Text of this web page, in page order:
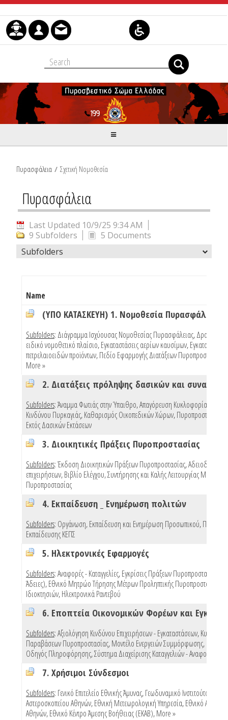
Skip to Content
Πυρασφάλεια / Σχετική Νομοθεσία
Πυρασφάλεια
Last Updated 10/9/25 9:34 AM
9 Subfolders
5 Documents
Subfolders
Name
(ΥΠΟ ΚΑΤΑΣΚΕΥΗ) 1. Νομοθεσία Πυρασφάλειας
Subfolders: Διάγραμμα Ισχύουσας Νομοθεσίας Πυρασφάλειας,
ειδικό νομοθετικό πλαίσιο,Εγκαταστάσεις αερίων καυσίμων,Εγκαταστάσεις
πετρελαιοειδών προϊόντων,Πεδίο Εφαρμογής Διατάξεων Πυροπροστασίας
More »
Subfolders:Άναμμα Φωτιάς στην Ύπαιθρο,Απαγόρευση Κυκλοφορίας Λόγω
Κινδύνου Πυρκαγιάς,Καθαρισμός Οικοπεδικών Χώρων,Πυροπροστασία
Εκτός Δασικών Εκτάσεων
3. Διοικητικές Πράξεις Πυροπροστασίας
Subfolders:Έκδοση Διοικητικών Πράξεων Πυροπροστασίας,Αδειοδότηση
επιχειρήσεων,Βιβλίο Ελέγχου, Συντήρησης και Καλής Λειτουργίας Μέσων
Πυροπροστασίας
4. Εκπαίδευση _ Ενημέρωση πολιτών
Subfolders: Οργάνωση, Εκπαίδευση και Ενημέρωση Προσωπικού,
Εκπαίδευσης ΚΕΠΣ
5. Ηλεκτρονικές Εφαρμογές
Subfolders:Αναφορές - Καταγγελίες,Εγκρίσεις Πράξεων Πυροπροστασίας
Άδειες),Εθνικό Μητρώο Τήρησης Μέτρων Προληπτικής Πυροπροστασίας
Ιδιοκτησιών,Ηλεκτρονικά Ραντεβού
Subfolders:Αξιολόγηση Κινδύνου Επιχειρήσεων - Εγκαταστάσεων,Κυρώσεις
Παραβάσεων Πυροπροστασίας,Μοντέλο Ενεργειών Συμμόρφωσης,
Οδηγός Πληροφόρησης,Σύστημα Διαχείρισης Καταγγελιών - Αναφορών
7. Χρήσιμοι Σύνδεσμοι
Subfolders: Γενικό Επιτελείο Εθνικής Άμυνας,Γεωδυναμικό Ινστιτούτο
Αστεροσκοπείου Αθηνών,Εθνική Μετεωρολογική Υπηρεσία,Εθνικό
Αθηνών,Εθνικό Κέντρο Άμεσης Βοήθειας (ΕΚΑΒ),More »